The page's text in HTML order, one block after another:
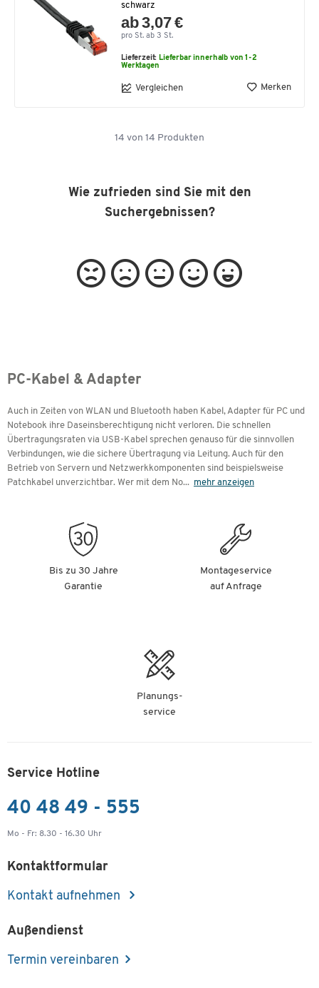
schwarz
ab 3,07 €
pro St. ab 3 St.
Lieferzeit: Lieferbar innerhalb von 1-2
Werktagen
Vergleichen Merken
14 von 14 Produkten
Wie zufrieden sind Sie mit den
Suchergebnissen?
PC-Kabel & Adapter
Auch in Zeiten von WLAN und Bluetooth haben Kabel, Adapter für PC und
Notebook ihre Daseinsberechtigung nicht verloren. Die schnellen
Übertragungsraten via USB-Kabel sprechen genauso für die sinnvollen
Verbindungen, wie die sichere Übertragung via Leitung. Auch für den
Betrieb von Servern und Netzwerkkomponenten sind beispielsweise
Patchkabel unverzichtbar. Wer mit dem No... mehr anzeigen
Bis zu 30 Jahre
Garantie
Montageservice
auf Anfrage
Planungs-
service
Service Hotline
40 48 49 - 555
Mo - Fr: 8.30 - 16.30 Uhr
Kontaktformular
Kontakt aufnehmen
Außendienst
Termin vereinbaren